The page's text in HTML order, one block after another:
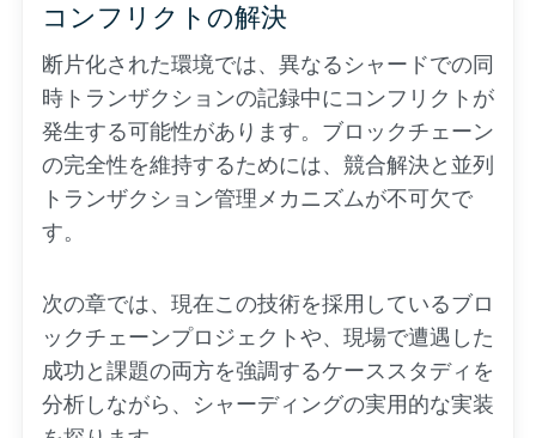
コンフリクトの解決
断片化された環境では、異なるシャードでの同
時トランザクションの記録中にコンフリクトが
発生する可能性があります。ブロックチェーン
の完全性を維持するためには、競合解決と並列
トランザクション管理メカニズムが不可欠で
す。
次の章では、現在この技術を採用しているブロ
ックチェーンプロジェクトや、現場で遭遇した
成功と課題の両方を強調するケーススタディを
分析しながら、シャーディングの実用的な実装